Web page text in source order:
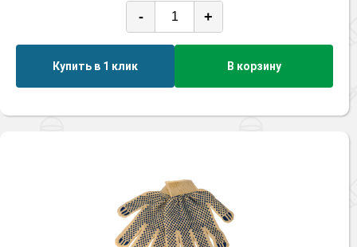
- +
Купить в 1 клик В корзину